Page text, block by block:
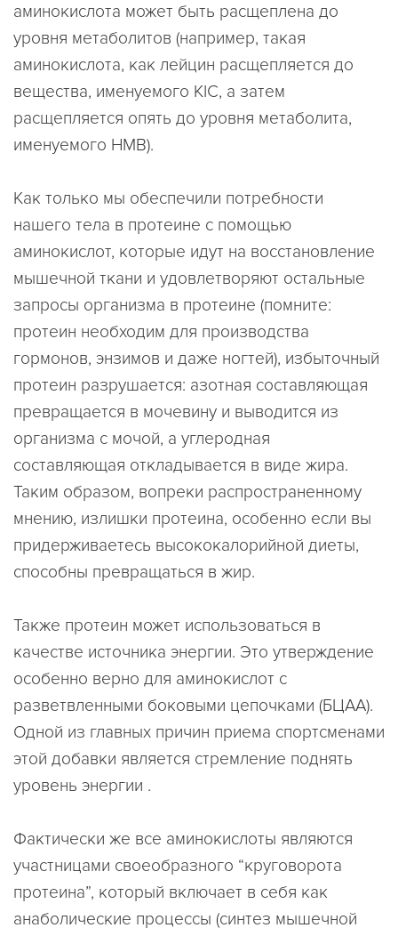
аминокислота может быть расщеплена до
уровня метаболитов (например, такая
аминокислота, как лейцин расщепляется до
вещества, именуемого KIC, а затем
расщепляется опять до уровня метаболита,
именуемого HMB).
Как только мы обеспечили потребности
нашего тела в протеине с помощью
аминокислот, которые идут на восстановление
мышечной ткани и удовлетворяют остальные
запросы организма в протеине (помните:
протеин необходим для производства
гормонов, энзимов и даже ногтей), избыточный
протеин разрушается: азотная составляющая
превращается в мочевину и выводится из
организма с мочой, а углеродная
составляющая откладывается в виде жира.
Таким образом, вопреки распространенному
мнению, излишки протеина, особенно если вы
придерживаетесь высококалорийной диеты,
способны превращаться в жир.
Также протеин может использоваться в
качестве источника энергии. Это утверждение
особенно верно для аминокислот с
разветвленными боковыми цепочками (БЦАА).
Одной из главных причин приема спортсменами
этой добавки является стремление поднять
уровень энергии .
Фактически же все аминокислоты являются
участницами своеобразного “круговорота
протеина”, который включает в себя как
анаболические процессы (синтез мышечной